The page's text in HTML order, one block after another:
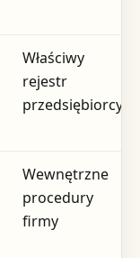
Właściwy
rejestr
przedsiębiorcy
Wewnętrzne
procedury
firmy